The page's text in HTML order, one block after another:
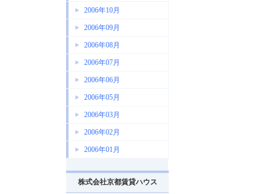
2006年10月
2006年09月
2006年08月
2006年07月
2006年06月
2006年05月
2006年03月
2006年02月
2006年01月
株式会社京都賃貸ハウス